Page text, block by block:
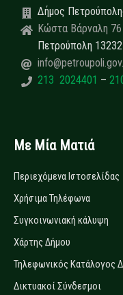
Δήμος
Κώστα Βάρναλη
Πετρούπολη 13232
213 2024401 –
Με Μία Ματιά
Περιεχόμενα Ιστοσελίδας
Χρήσιμα Τηλέφωνα
Συγκοινωνιακή κάλυψη
Χάρτης Δήμου
Τηλεφωνικός Κατάλογος
Δικτυακοί Σύνδεσμοι